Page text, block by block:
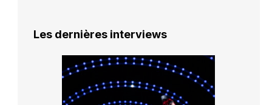
Les dernières interviews